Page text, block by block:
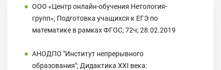
ООО «Центр онлайн-обучения Нетология-
групп»; Подготовка учащихся к ЕГЭ по
математике в рамках ФГОС; 72ч; 28.02.2019
АНОДПО "Институт непрерывного
образования"; Дидактика XXI века: